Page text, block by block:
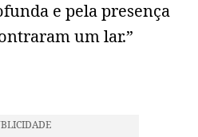
e pela presença
um lar.”